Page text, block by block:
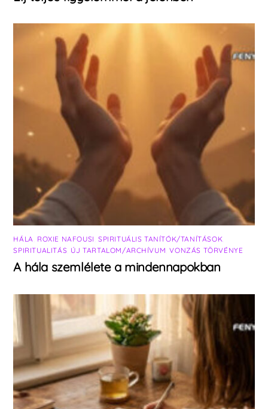
HÁLA ROXIE NAFOUSI SPIRITUÁLIS TANÍTÓK/TANÍTÁSOK
SPIRITUALITÁS ÚJ TARTALOM/ARCHÍVUM ,VONZÁS TÖRVÉNYE
A hála szemlélete a mindennapokban